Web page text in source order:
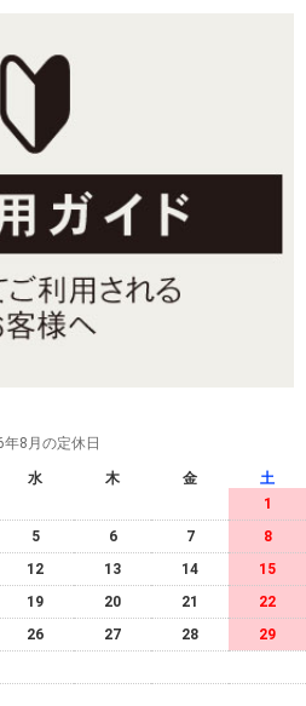
年8月の定休日
水 木 金
土
1
5 6 7
8
12 13 14
15
19 20 21
22
26 27 28
29